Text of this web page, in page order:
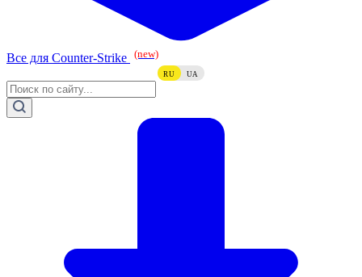
Все для Counter-Strike (new)
RU UA